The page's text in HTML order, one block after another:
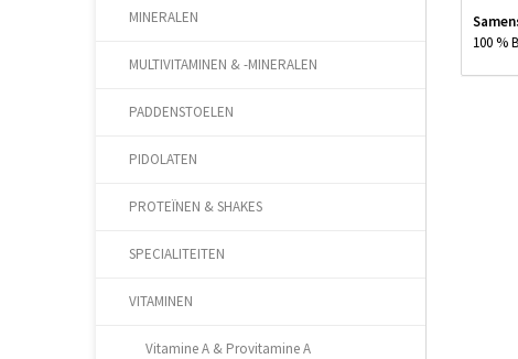
MINERALEN
MULTIVITAMINEN & -MINERALEN
PADDENSTOELEN
PIDOLATEN
PROTEÏNEN & SHAKES
SPECIALITEITEN
VITAMINEN
Vitamine A & Provitamine A
100 %